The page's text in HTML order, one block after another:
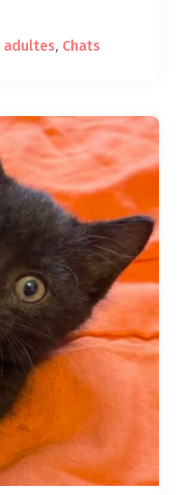
adultes, Chats